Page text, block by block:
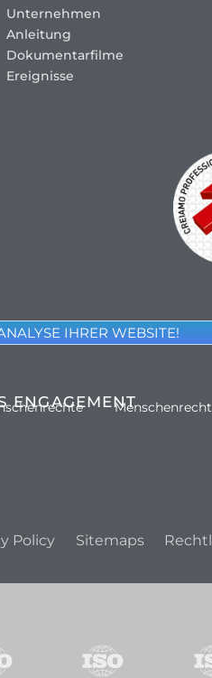
Unternehmen
Anleitung
Dokumentarfilme
Ereignisse
IHRER WEBSITE!
ENGAGEMENT
Policy Sitemaps